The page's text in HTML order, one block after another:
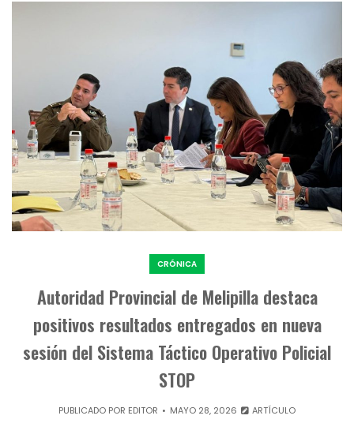
CRÓNICA
Autoridad Provincial de Melipilla destaca
positivos resultados entregados en nueva
sesión del Sistema Táctico Operativo Policial
STOP
PUBLICADO POR EDITOR MAYO 28, 2026 ARTÍCULO